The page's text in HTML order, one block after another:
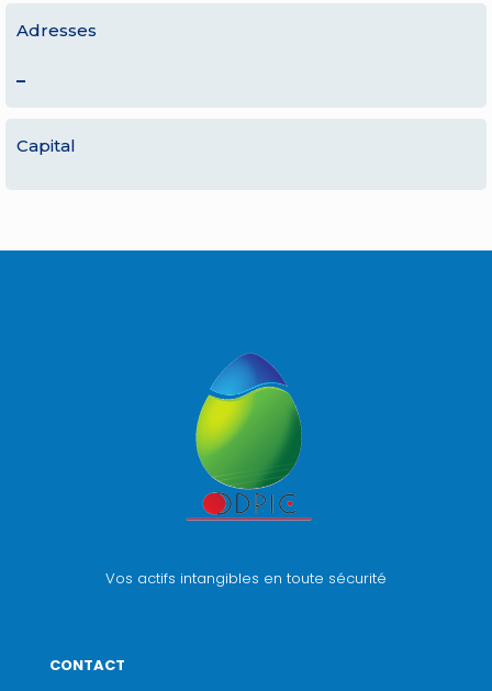
Adresses
–
Capital
Vos actifs intangibles en toute sécurité
CONTACT